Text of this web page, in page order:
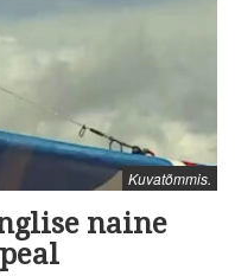
Kuvatõmmis.
naine